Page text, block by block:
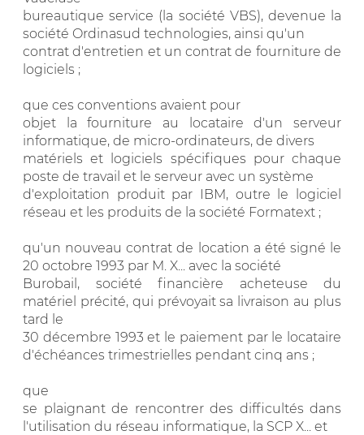
bureautique service (la société VBS), devenue la
société Ordinasud technologies, ainsi qu'un
contrat d'entretien et un contrat de fourniture de
logiciels ;
que ces conventions avaient pour
objet la fourniture au locataire d'un serveur
informatique, de micro-ordinateurs, de divers
matériels et logiciels spécifiques pour chaque
poste de travail et le serveur avec un système
d'exploitation produit par IBM, outre le logiciel
réseau et les produits de la société Formatext ;
qu'un nouveau contrat de location a été signé le
20 octobre 1993 par M. X... avec la société
Burobail, société financière acheteuse du
matériel précité, qui prévoyait sa livraison au plus
tard le
30 décembre 1993 et le paiement par le locataire
d'échéances trimestrielles pendant cinq ans ;
que
se plaignant de rencontrer des difficultés dans
l'utilisation du réseau informatique, la SCP X... et